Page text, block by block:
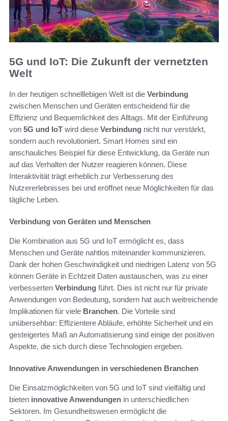
5G und IoT: Die Zukunft der vernetzten
Welt
In der heutigen schnelllebigen Welt ist die Verbindung
zwischen Menschen und Geräten entscheidend für die
Effizienz und Bequemlichkeit des Alltags. Mit der Einführung
von 5G und IoT wird diese Verbindung nicht nur verstärkt,
sondern auch revolutioniert. Smart Homes sind ein
anschauliches Beispiel für diese Entwicklung, da Geräte nun
auf das Verhalten der Nutzer reagieren können. Diese
Interaktivität trägt erheblich zur Verbesserung des
Nutzererlebnisses bei und eröffnet neue Möglichkeiten für das
tägliche Leben.
Verbindung von Geräten und Menschen
Die Kombination aus 5G und IoT ermöglicht es, dass
Menschen und Geräte nahtlos miteinander kommunizieren.
Dank der hohen Geschwindigkeit und niedrigen Latenz von 5G
können Geräte in Echtzeit Daten austauschen, was zu einer
verbesserten Verbindung führt. Dies ist nicht nur für private
Anwendungen von Bedeutung, sondern hat auch weitreichende
Implikationen für viele Branchen. Die Vorteile sind
unübersehbar: Effizientere Abläufe, erhöhte Sicherheit und ein
gesteigertes Maß an Automatisierung sind einige der positiven
Aspekte, die sich durch diese Technologien ergeben.
Innovative Anwendungen in verschiedenen Branchen
Die Einsatzmöglichkeiten von 5G und IoT sind vielfältig und
bieten innovative Anwendungen in unterschiedlichen
Sektoren. Im Gesundheitswesen ermöglicht die